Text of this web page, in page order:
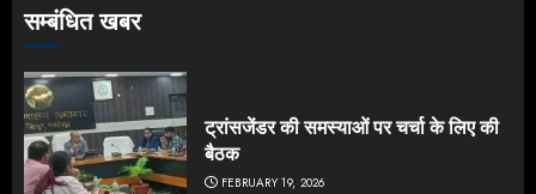
सम्बंधित खबर
ट्रांसजेंडर की समस्याओं पर चर्चा के लिए की
बैठक
FEBRUARY 19, 2026